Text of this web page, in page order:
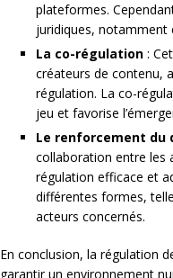
plateformes.
juridiques, notamment
La co-régulation :
créateurs de contenu,
régulation. La co-
jeu et favorise
Le renforcement du
collaboration entre les
régulation efficace et
différentes formes,
acteurs concernés.
En conclusion, la régulation
garantir un environnement